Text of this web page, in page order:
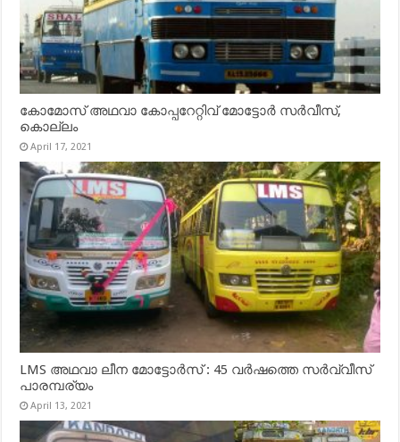
കോമോസ് അഥവാ കോപ്പറേറ്റിവ് മോട്ടോര്‍ സര്‍വീസ്,
കൊല്ലം
April 17, 2021
LMS അഥവാ ലീന മോട്ടോർസ് : 45 വർഷത്തെ സർവ്വീസ്
പാരമ്പര്യം
April 13, 2021